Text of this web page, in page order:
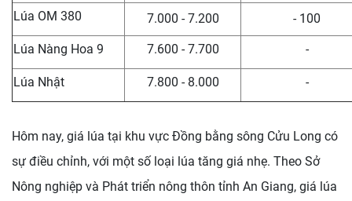
Lúa OM 380 7.000 - 7.200 - 100
Lúa Nàng Hoa 9 7.600 - 7.700 -
Lúa Nhật 7.800 - 8.000 -
Hôm nay, giá lúa tại khu vực Đồng bằng sông Cửu Long có
sự điều chỉnh, với một số loại lúa tăng giá nhẹ. Theo Sở
Nông nghiệp và Phát triển nông thôn tỉnh An Giang, giá lúa